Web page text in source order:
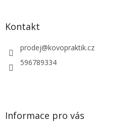
Kontakt
prodej@kovopraktik.cz
596789334
Informace pro vás